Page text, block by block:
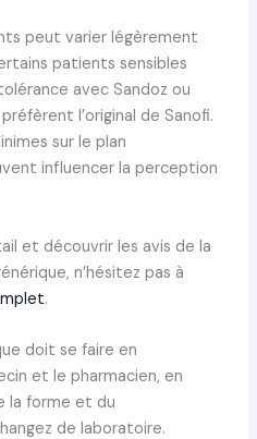
peut varier légèrement
patients sensibles
avec Sandoz ou
l’original de Sanofi.
sur le plan
influencer la perception
et découvrir les avis de la
n’hésitez pas à
.
doit se faire en
et le pharmacien, en
la forme et du
de laboratoire.